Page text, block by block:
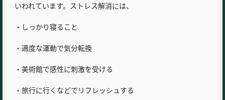
いわれています。ストレス解消には、
・しっかり寝ること
・適度な運動で気分転換
・美術館で感性に刺激を受ける
・旅行に行くなどでリフレッシュする